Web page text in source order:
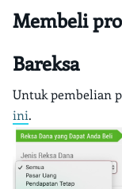
Membeli
Bareksa
Untuk pembelian
ini.